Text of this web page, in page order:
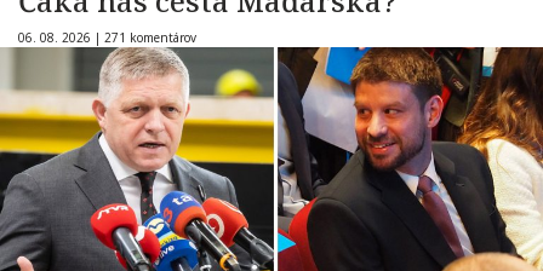
06. 08. 2026 | 271 komentárov